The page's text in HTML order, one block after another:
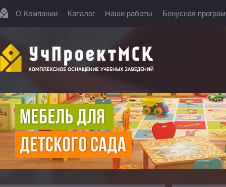
О Компании Каталог Наши работы Бонусная